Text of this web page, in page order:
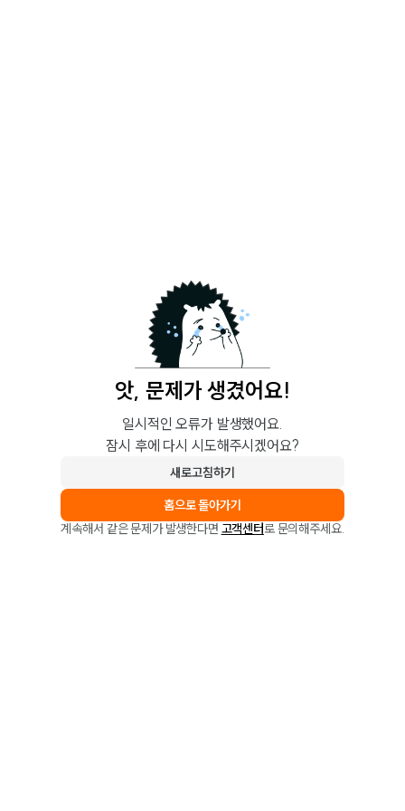
앗, 문제가 생겼어요!
일시적인 오류가 발생했어요.
잠시 후에 다시 시도해주시겠어요?
새로고침하기
홈으로 돌아가기
계속해서 같은 문제가 발생한다면 고객센터로 문의해주세요.